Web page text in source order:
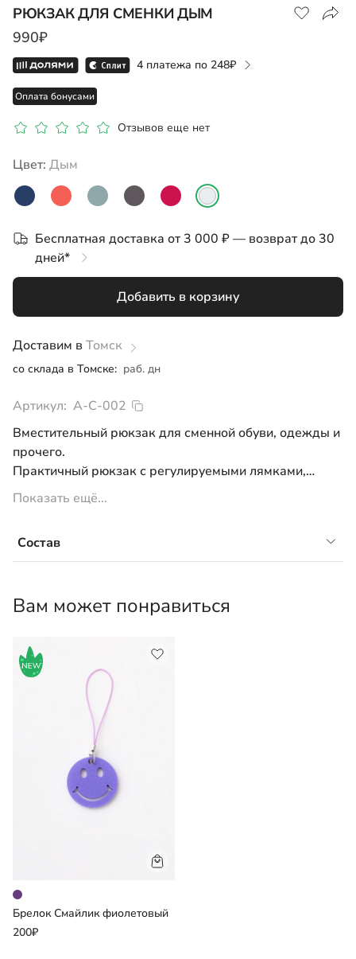
РЮКЗАК ДЛЯ СМЕНКИ ДЫМ
990₽
4 платежа по 248
Оплата бонусами
Отзывов еще нет
Цвет: дым
Бесплатная доставка от 3 000 ₽ — возврат до 30
дней*
Добавить в корзину
Доставим в Томск
со склада в Томске: раб. дн
Артикул: А-С-002
Вместительный рюкзак для сменной обуви, одежды и
прочего.
Практичный рюкзак с регулируемыми лямками,
внутренним карманом и световозвращающими
элементами для безопасности в темное время суток.
Показать ещё...
Состав
Вам может понравиться
Брелок Смайлик фиолетовый
200₽